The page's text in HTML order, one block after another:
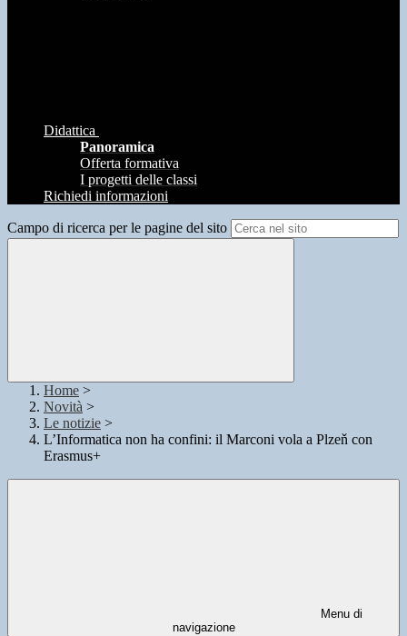
Didattica
Panoramica
Offerta formativa
I progetti delle classi
Richiedi informazioni
Campo di ricerca per le pagine del sito
Home >
Novità >
Le notizie >
L’Informatica non ha confini: il Marconi vola a Plzeň con
Erasmus+
Menu di
navigazione